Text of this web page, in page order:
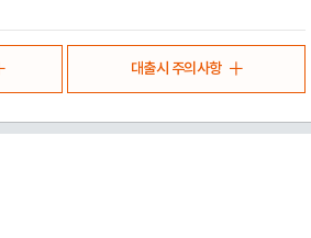
대출시 주의사항